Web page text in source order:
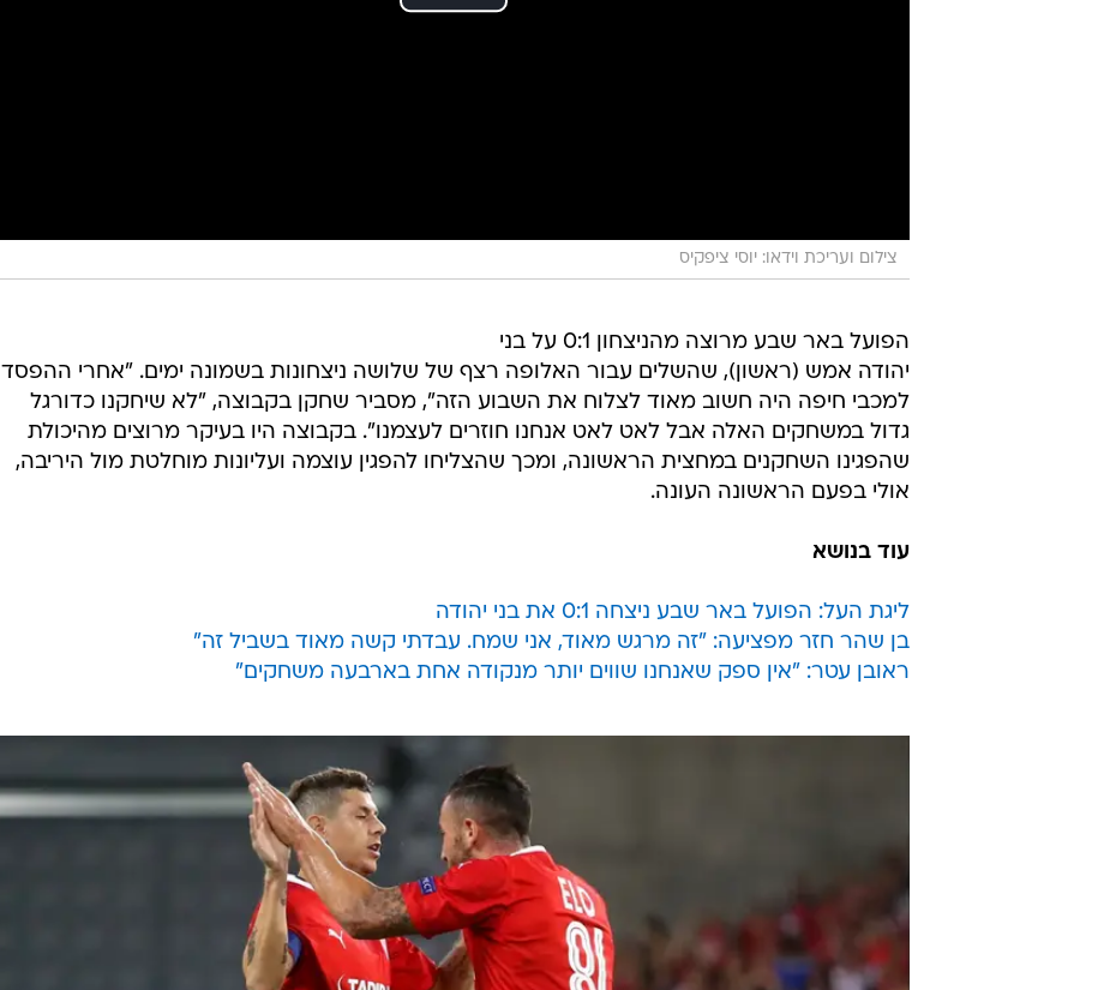
צילום ועריכת וידאו: יוסי ציפקיס
הפועל באר שבע מרוצה מהניצחון 0:1 על בני
יהודה אמש (ראשון), שהשלים עבור האלופה רצף של שלושה ניצחונות בשמונה ימים. "אחרי ההפסד
למכבי חיפה היה חשוב מאוד לצלוח את השבוע הזה", מסביר שחקן בקבוצה, "לא שיחקנו כדורגל
גדול במשחקים האלה אבל לאט לאט אנחנו חוזרים לעצמנו". בקבוצה היו בעיקר מרוצים מהיכולת
שהפגינו השחקנים במחצית הראשונה, ומכך שהצליחו להפגין עוצמה ועליונות מוחלטת מול היריבה,
אולי בפעם הראשונה העונה.
עוד בנושא
ליגת העל: הפועל באר שבע ניצחה 0:1 את בני יהודה
בן שהר חזר מפציעה: "זה מרגש מאוד, אני שמח. עבדתי קשה מאוד בשביל זה"
ראובן עטר: "אין ספק שאנחנו שווים יותר מנקודה אחת בארבעה משחקים"